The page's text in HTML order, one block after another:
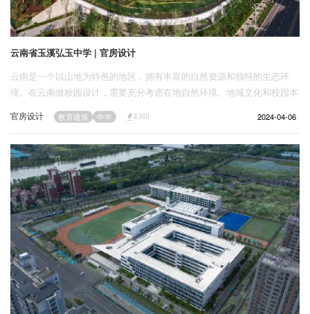
云南省玉溪弘玉中学 | 官房设计
云南是一个以山地为特色的地区，拥有丰富的自然资源和独特的生态环
境。在云南做校园设计，需要充分考虑在地自然环境、地域文化和校园本
身的规模和功能的多样化需求；最重要的是建造成本的影响，需要充分考
虑到建设经费的限制，根据预算来合理规划和安排，兼顾设计的可行性和
官房设计 教育建筑 中学 4388 2024-04-06